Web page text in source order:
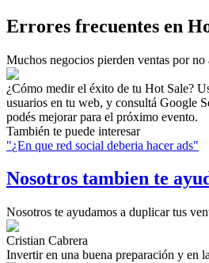
Errores frecuentes en
Muchos negocios pierden ventas por
¿Cómo medir el éxito de tu Hot Sale?
usuarios en tu web, y consultá Google
podés mejorar para el próximo evento.
También te puede interesar
"¿En que red social deberia hacer ads"
Nosotros tambien te
Nosotros te ayudamos a duplicar tus
Cristian Cabrera
Invertir en una buena preparación y en